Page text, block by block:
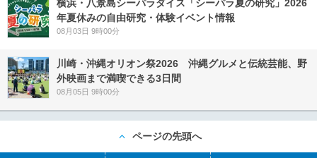
横浜・八景島シーパラダイス「シーパラ夏の研究」2026
年夏休みの自由研究・体験イベント情報
08月03日 9時00分
川崎・沖縄オリオン祭2026 沖縄グルメと伝統芸能、野
外映画まで満喫できる3日間
08月05日 9時00分
ページの先頭へ